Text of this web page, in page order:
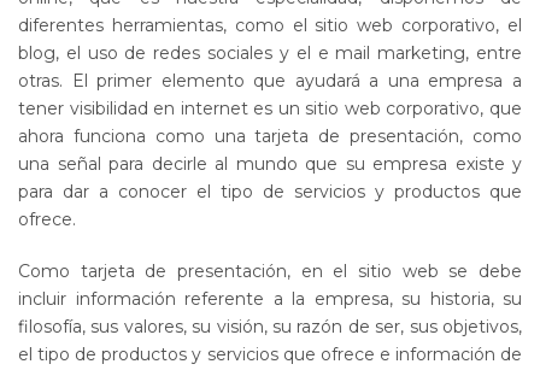
diferentes herramientas, como el sitio web corporativo, el
blog, el uso de redes sociales y el e mail marketing, entre
otras. El primer elemento que ayudará a una empresa a
tener visibilidad en internet es un sitio web corporativo, que
ahora funciona como una tarjeta de presentación, como
una señal para decirle al mundo que su empresa existe y
para dar a conocer el tipo de servicios y productos que
ofrece.
Como tarjeta de presentación, en el sitio web se debe
incluir información referente a la empresa, su historia, su
filosofía, sus valores, su visión, su razón de ser, sus objetivos,
el tipo de productos y servicios que ofrece e información de